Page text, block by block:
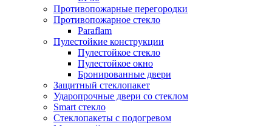
Противопожарные перегородки
Противопожарное стекло
Paraflam
Пулестойкие конструкции
Пулестойкое стекло
Пулестойкое окно
Бронированные двери
Защитный стеклопакет
Ударопрочные двери со стеклом
Smart стекло
Cтеклопакеты с подогревом